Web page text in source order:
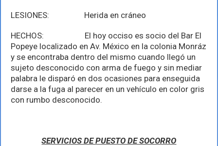
LESIONES: Herida en cráneo
HECHOS: El hoy occiso es socio del Bar El
Popeye localizado en Av. México en la colonia Monráz
y se encontraba dentro del mismo cuando llegó un
sujeto desconocido con arma de fuego y sin mediar
palabra le disparó en dos ocasiones para enseguida
darse a la fuga al parecer en un vehículo en color gris
con rumbo desconocido.
SERVICIOS DE PUESTO DE SOCORRO